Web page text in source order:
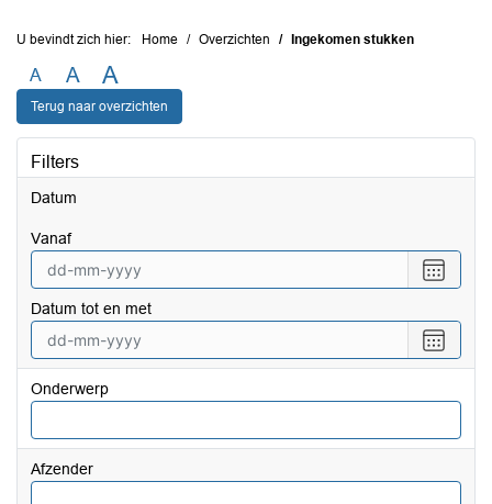
U bevindt zich hier: Home Overzichten Ingekomen stukken
A A A
Terug naar overzichten
Filters
Datum
vanaf
een
vanaf
Datum tot en met
een
tot
met
Onderwerp
Afzender